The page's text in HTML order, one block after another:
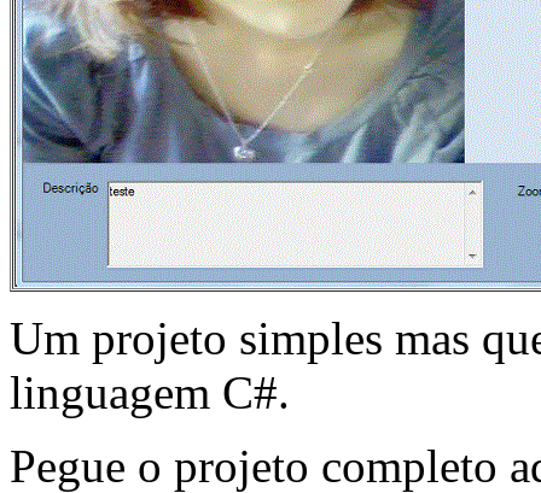
Um projeto simples mas
linguagem C#.
Pegue o projeto completo